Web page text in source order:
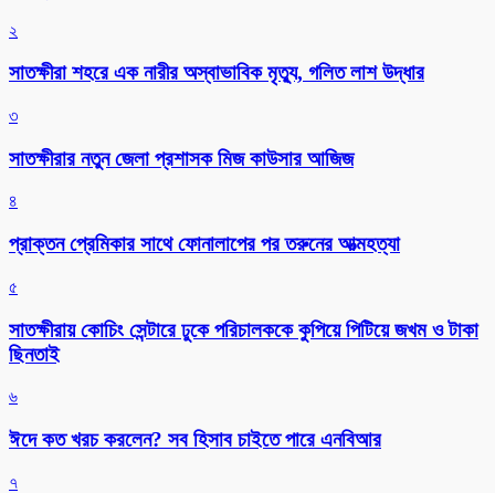
২
সাতক্ষীরা শহরে এক নারীর অস্বাভাবিক মৃত্যু, গলিত লাশ উদ্ধার
৩
সাতক্ষীরার নতুন জেলা প্রশাসক মিজ কাউসার আজিজ
৪
প্রাক্তন প্রেমিকার সাথে ফোনালাপের পর তরুনের আত্মহত্যা
৫
সাতক্ষীরায় কোচিং সেন্টারে ঢুকে পরিচালককে কুপিয়ে পিটিয়ে জখম ও টাকা
ছিনতাই
৬
ঈদে কত খরচ করলেন? সব হিসাব চাইতে পারে এনবিআর
৭